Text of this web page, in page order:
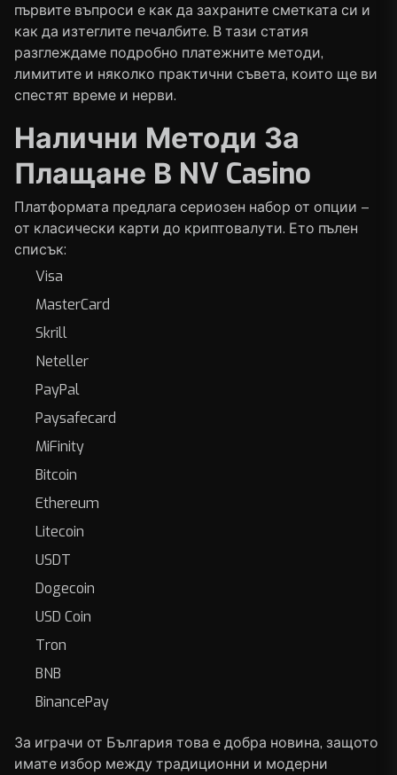
първите въпроси е как да захраните сметката си и
как да изтеглите печалбите. В тази статия
разглеждаме подробно платежните методи,
лимитите и няколко практични съвета, които ще ви
спестят време и нерви.
Налични Методи За
Плащане В NV Casino
Платформата предлага сериозен набор от опции –
от класически карти до криптовалути. Ето пълен
списък:
Visa
MasterCard
Skrill
Neteller
PayPal
Paysafecard
MiFinity
Bitcoin
Ethereum
Litecoin
USDT
Dogecoin
USD Coin
Tron
BNB
BinancePay
За играчи от България това е добра новина, защото
имате избор между традиционни и модерни